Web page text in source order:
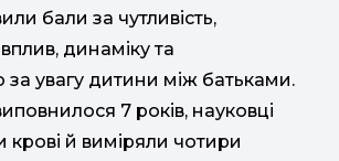
бали за чутливість,
динаміку та
за увагу дитини між батьками.
7 років, науковці
крові й виміряли чотири